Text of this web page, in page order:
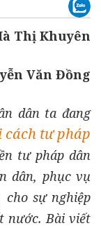
Thị Khuyên
Văn Đồng
dân ta đang
cách tư pháp
tư pháp dân
dân, phục vụ
sự nghiệp
nước. Bài viết